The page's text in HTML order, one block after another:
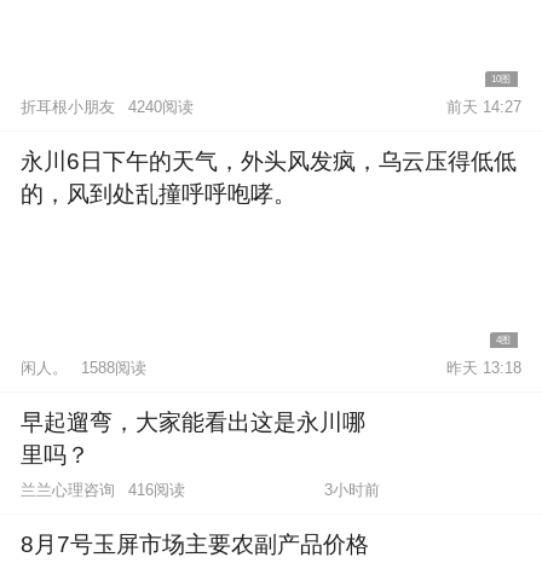
10图
折耳根小朋友 4240阅读 前天 14:27
永川6日下午的天气，外头风发疯，乌云压得低低
的，风到处乱撞呼呼咆哮。
4图
闲人。 1588阅读 昨天 13:18
早起遛弯，大家能看出这是永川哪
里吗？
兰兰心理咨询 416阅读 3小时前
8月7号玉屏市场主要农副产品价格